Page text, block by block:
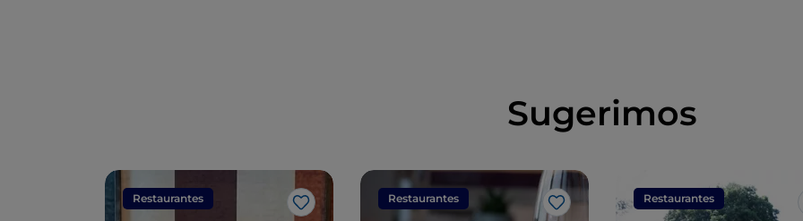
Sugerimos
Restaurantes
Gosto
Restaurantes
Gosto
Restaurantes